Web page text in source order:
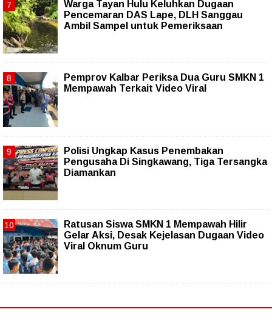
Warga Tayan Hulu Keluhkan Dugaan
Pencemaran DAS Lape, DLH Sanggau
Ambil Sampel untuk Pemeriksaan
Pemprov Kalbar Periksa Dua Guru SMKN 1
Mempawah Terkait Video Viral
Polisi Ungkap Kasus Penembakan
Pengusaha Di Singkawang, Tiga Tersangka
Diamankan
Ratusan Siswa SMKN 1 Mempawah Hilir
Gelar Aksi, Desak Kejelasan Dugaan Video
Viral Oknum Guru